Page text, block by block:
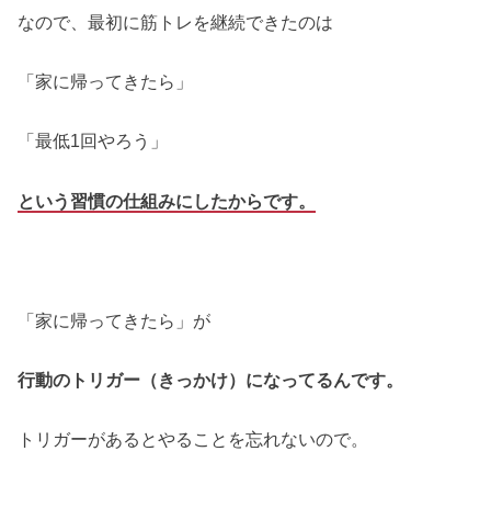
なので、最初に筋トレを継続できたのは
「家に帰ってきたら」
「最低1回やろう」
という習慣の仕組みにしたからです。
「家に帰ってきたら」が
行動のトリガー（きっかけ）になってるんです。
トリガーがあるとやることを忘れないので。